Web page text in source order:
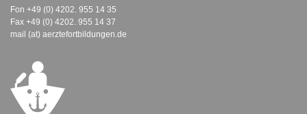
Fon +49 (0) 4202. 955 14 35
Fax +49 (0) 4202. 955 14 37
mail (at) aerztefortbildungen.de